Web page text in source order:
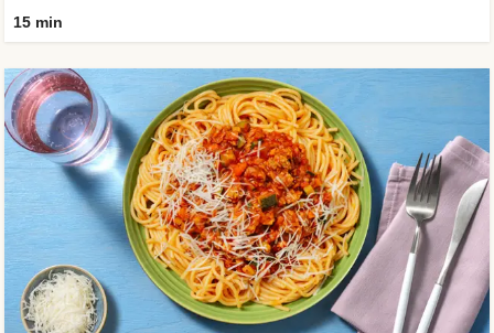
15 min